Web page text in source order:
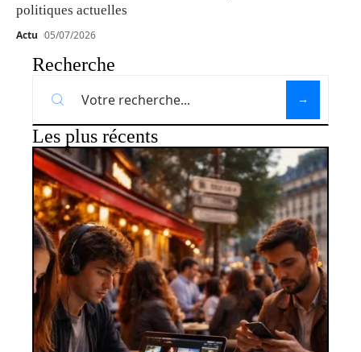
politiques actuelles
Actu 05/07/2026
Recherche
Les plus récents